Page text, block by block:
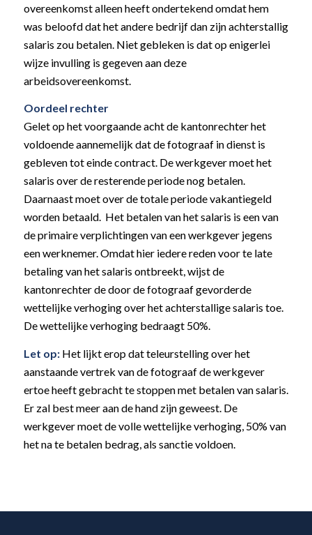
overeenkomst alleen heeft ondertekend omdat hem
was beloofd dat het andere bedrijf dan zijn achterstallig
salaris zou betalen. Niet gebleken is dat op enigerlei
wijze invulling is gegeven aan deze
arbeidsovereenkomst.
Oordeel rechter
Gelet op het voorgaande acht de kantonrechter het
voldoende aannemelijk dat de fotograaf in dienst is
gebleven tot einde contract. De werkgever moet het
salaris over de resterende periode nog betalen.
Daarnaast moet over de totale periode vakantiegeld
worden betaald. Het betalen van het salaris is een van
de primaire verplichtingen van een werkgever jegens
een werknemer. Omdat hier iedere reden voor te late
betaling van het salaris ontbreekt, wijst de
kantonrechter de door de fotograaf gevorderde
wettelijke verhoging over het achterstallige salaris toe.
De wettelijke verhoging bedraagt 50%.
Let op:Het lijkt erop dat teleurstelling over het
aanstaande vertrek van de fotograaf de werkgever
ertoe heeft gebracht te stoppen met betalen van salaris.
Er zal best meer aan de hand zijn geweest. De
werkgever moet de volle wettelijke verhoging, 50% van
het na te betalen bedrag, als sanctie voldoen.